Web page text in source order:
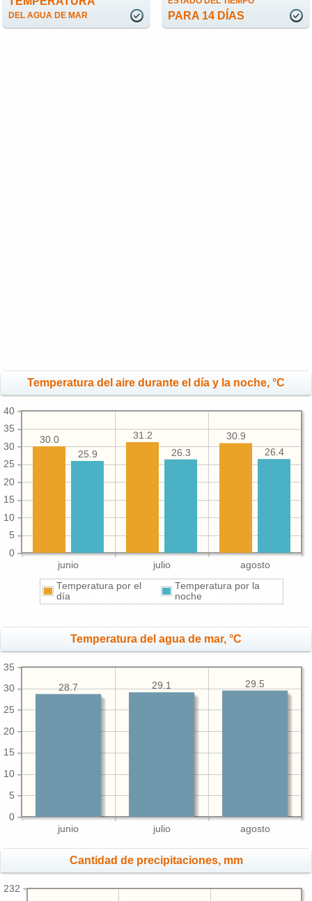
DEL AGUA DE MAR PARA 14 DÍAS
Temperatura del aire durante el día y la noche, °C
junio julio agosto
0
5
10
15
20
25
30
35
40
30.9
31.2
30.0
26.4
26.3
25.9
Temperatura por el
día
Temperatura por la
noche
Temperatura del agua de mar, °C
junio julio agosto
0
5
10
15
20
25
30
35
29.5
29.1
28.7
Cantidad de precipitaciones, mm
232